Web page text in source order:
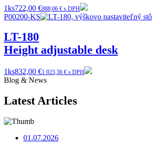
1ks722,00 €888,06 € s DPH
P00200-KS
LT-180
Height adjustable desk
1ks832,00 €1 023,36 € s DPH
Blog & News
Latest Articles
01.07.2026